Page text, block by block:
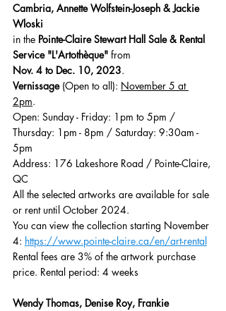
Cambria, Annette Wolfstein-Joseph & Jackie
Wloski
in the Pointe-Claire Stewart Hall Sale & Rental
Service "L'Artothèque" from
Nov. 4 to Dec. 10, 2023.
Vernissage (Open to all): November 5 at
2pm.
Open: Sunday - Friday: 1pm to 5pm /
Thursday: 1pm - 8pm / Saturday: 9:30am -
5pm
Address: 176 Lakeshore Road / Pointe-Claire,
QC
All the selected artworks are available for sale
or rent until October 2024.
You can view the collection starting November
4: https://www.pointe-claire.ca/en/art-rental
Rental fees are 3% of the artwork purchase
price. Rental period: 4 weeks
Wendy Thomas, Denise Roy, Frankie